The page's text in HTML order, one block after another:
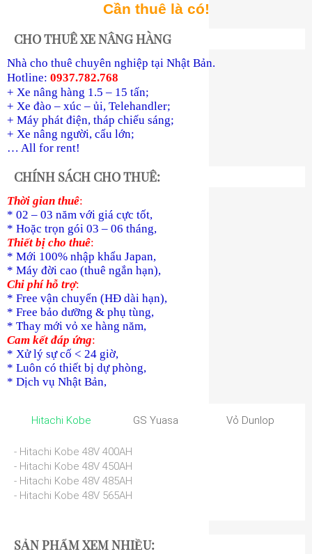
Cần thuê là có!
CHO THUÊ XE NÂNG HÀNG
Nhà cho thuê chuyên nghiệp tại Nhật Bản.
Hotline: 0937.782.768
+ Xe nâng hàng 1.5 – 15 tấn;
+ Xe đào – xúc – ủi, Telehandler;
+ Máy phát điện, tháp chiếu sáng;
+ Xe nâng người, cẩu lớn;
… All for rent!
CHÍNH SÁCH CHO THUÊ:
Thời gian thuê:
* 02 – 03 năm với giá cực tốt,
* Hoặc trọn gói 03 – 06 tháng,
Thiết bị cho thuê:
* Mới 100% nhập khẩu Japan,
* Máy đời cao (thuê ngắn hạn),
Chi phí hỗ trợ:
* Free vận chuyển (HĐ dài hạn),
* Free bảo dưỡng & phụ tùng,
* Thay mới vỏ xe hàng năm,
Cam kết đáp ứng:
* Xử lý sự cố < 24 giờ,
* Luôn có thiết bị dự phòng,
* Dịch vụ Nhật Bản,
Hitachi Kobe GS Yuasa Vỏ Dunlop
- Hitachi Kobe 48V 400AH
- Hitachi Kobe 48V 450AH
- Hitachi Kobe 48V 485AH
- Hitachi Kobe 48V 565AH
SẢN PHẨM XEM NHIỀU: